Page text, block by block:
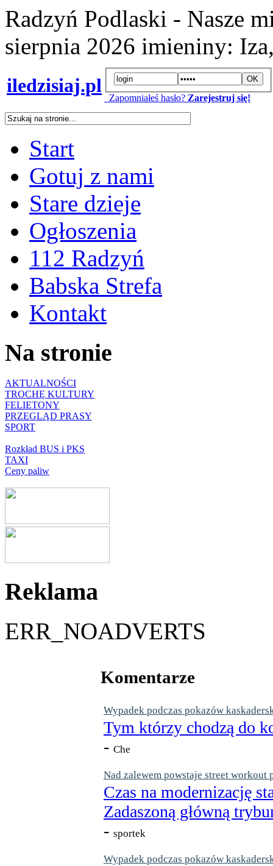
Radzyń Podlaski - Nasze
sierpnia 2026 imieniny:
iledzisiaj.pl
Zapomniałeś hasło? Zarejestruj się!
Start
Gotuj z nami
Stare dzieje
Ogłoszenia
112 Radzyń
Babska Strefa
Kontakt
Na stronie
AKTUALNOŚCI
TROCHĘ KULTURY
FELIETONY
PRZEGLĄD PRASY
SPORT
Rozkład BUS i PKS
TAXI
Ceny paliw
Reklama
ERR_NOADVERTS
Komentarze
Wypadek podczas pokazów
Tym którzy chodzą do
- Che
Nad zalewem powstaje street workout
Czas na modernizację
Zadaszoną główną
- sportek
Wypadek podczas pokazów